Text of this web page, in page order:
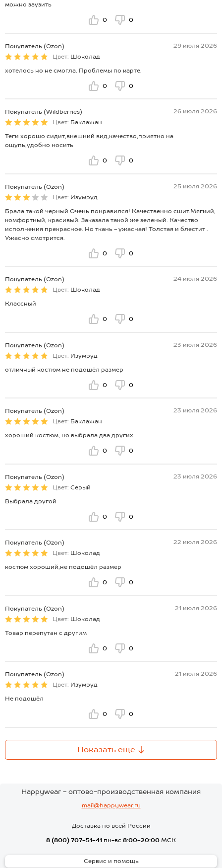
можно заузить
0 0
Покупатель (Ozon)
29 июля 2026
Цвет: Шоколад
хотелось но не смогла. Проблемы по карте.
0 0
Покупатель (Wildberries)
26 июля 2026
Цвет: Баклажан
Теги хорошо сидит,внешний вид,качество,приятно на
ощупь,удобно носить
0 0
Покупатель (Ozon)
25 июля 2026
Цвет: Изумруд
Брала такой черный Очень понравился! Качественно сшит.Мягкий,
комфортный, красивый. Заказала такой же зеленый. Качество
исполнения прекрасное. Но ткань - ужасная! Толстая и блестит .
Ужасно смотрится.
0 0
Покупатель (Ozon)
24 июля 2026
Цвет: Шоколад
Классный
0 0
Покупатель (Ozon)
23 июля 2026
Цвет: Изумруд
отличный костюм не подошёл размер
0 0
Покупатель (Ozon)
23 июля 2026
Цвет: Баклажан
хороший костюм, но выбрала два других
0 0
Покупатель (Ozon)
23 июля 2026
Цвет: Серый
Выбрала другой
0 0
Покупатель (Ozon)
22 июля 2026
Цвет: Шоколад
костюм хороший,не подошёл размер
0 0
Покупатель (Ozon)
21 июля 2026
Цвет: Шоколад
Товар перепутан с другим
0 0
Покупатель (Ozon)
21 июля 2026
Цвет: Изумруд
Не подошёл
0 0
Показать еще
Happywear - оптово-производственная компания
mail@happywear.ru
Доставка по всей России
8 (800) 707-51-41 пн-вс 8:00-20:00 МСК
Сервис и помощь